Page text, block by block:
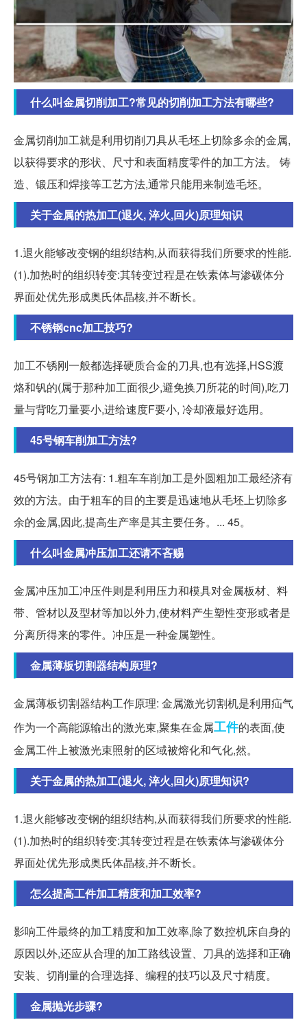
什么叫金属切削加工?常见的切削加工方法有哪些?
金属切削加工就是利用切削刀具从毛坯上切除多余的金属,
以获得要求的形状、尺寸和表面精度零件的加工方法。 铸
造、锻压和焊接等工艺方法,通常只能用来制造毛坯。
关于金属的热加工(退火, 淬火,回火)原理知识
1.退火能够改变钢的组织结构,从而获得我们所要求的性能.
(1).加热时的组织转变:其转变过程是在铁素体与渗碳体分
界面处优先形成奥氏体晶核,并不断长。
不锈钢cnc加工技巧?
加工不锈刚一般都选择硬质合金的刀具,也有选择,HSS渡
烙和钒的(属于那种加工面很少,避免换刀所花的时间),吃刀
量与背吃刀量要小,进给速度F要小, 冷却液最好选用。
45号钢车削加工方法?
45号钢加工方法有: 1.粗车车削加工是外圆粗加工最经济有
效的方法。由于粗车的目的主要是迅速地从毛坯上切除多
余的金属,因此,提高生产率是其主要任务。... 45。
什么叫金属冲压加工还请不吝赐
金属冲压加工冲压件则是利用压力和模具对金属板材、料
带、管材以及型材等加以外力,使材料产生塑性变形或者是
分离所得来的零件。冲压是一种金属塑性。
金属薄板切割器结构原理?
金属薄板切割器结构工作原理: 金属激光切割机是利用疝气
作为一个高能源输出的激光束,聚集在金属工件的表面,使
金属工件上被激光束照射的区域被熔化和气化,然。
关于金属的热加工(退火, 淬火,回火)原理知识?
1.退火能够改变钢的组织结构,从而获得我们所要求的性能.
(1).加热时的组织转变:其转变过程是在铁素体与渗碳体分
界面处优先形成奥氏体晶核,并不断长。
怎么提高工件加工精度和加工效率?
影响工件最终的加工精度和加工效率,除了数控机床自身的
原因以外,还应从合理的加工路线设置、刀具的选择和正确
安装、切削量的合理选择、编程的技巧以及尺寸精度。
金属抛光步骤?